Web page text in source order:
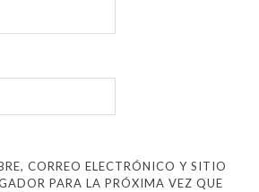
CORREO ELECTRÓNICO Y SITIO
PARA LA PRÓXIMA VEZ QUE